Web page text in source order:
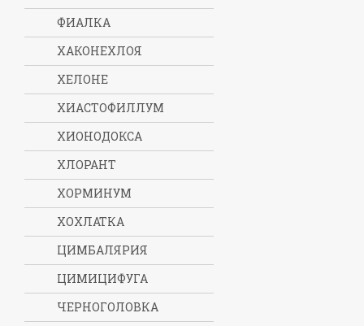
ФИАЛКА
ХАКОНЕХЛОЯ
ХЕЛОНЕ
ХИАСТОФИЛЛУМ
ХИОНОДОКСА
ХЛОРАНТ
ХОРМИНУМ
ХОХЛАТКА
ЦИМБАЛЯРИЯ
ЦИМИЦИФУГА
ЧЕРНОГОЛОВКА